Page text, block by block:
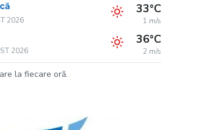
2026
33°C
1 m/s
2026
36°C
2 m/s
la fiecare oră.